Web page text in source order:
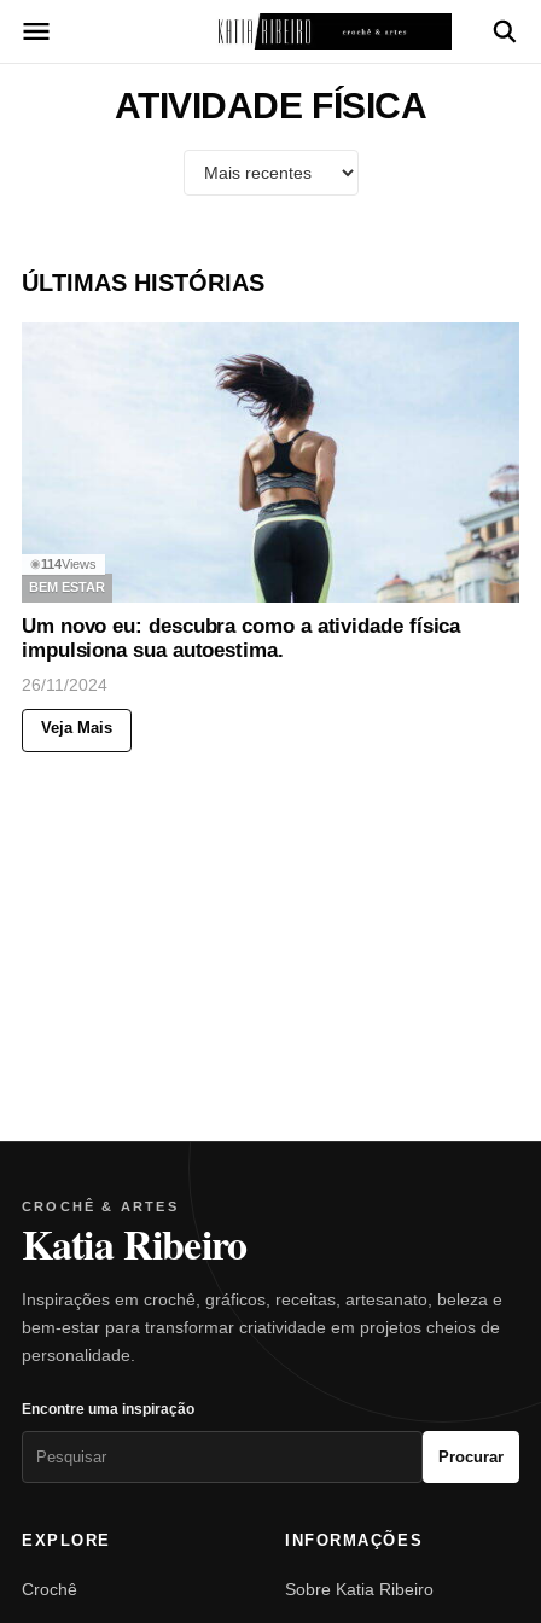
para
ATIVIDADE FÍSICA
ÚLTIMAS HISTÓRIAS
◉114Views
BEM ESTAR
Um novo eu: descubra como a atividade física
impulsiona sua autoestima.
26/11/2024
Veja Mais
CROCHÊ & ARTES
Katia Ribeiro
Inspirações em crochê, gráficos, receitas, artesanato, beleza e
bem-estar para transformar criatividade em projetos cheios de
personalidade.
Encontre uma inspiração
Procurar
EXPLORE
Crochê
INFORMAÇÕES
Sobre Katia Ribeiro